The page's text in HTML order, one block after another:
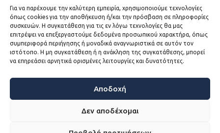
Για να παρέχουμε την καλύτερη εμπειρία, χρησιμοποιούμε τεχνολογίες
όπως cookies για την αποθήκευση ή/και την πρόσβαση σε πληροφορίες
συσκευών. Η συγκατάθεση για τις εν λόγω τεχνολογίες θα μας
επιτρέψει να επεξεργαστούμε δεδομένα προσωπικού χαρακτήρα, όπως
συμπεριφορά περιήγησης ή μοναδικά αναγνωριστικά σε αυτόν τον
ιστότοπο. Η μη συγκατάθεση ή η ανάκληση της συγκατάθεσης, μπορεί
να επηρεάσει αρνητικά ορισμένες λειτουργίες και δυνατότητες.
Αποδοχή
Δεν αποδέχομαι
ΧΡΗΣΙΜΟΙ ΣΥΝΔΕΣΜΟΙ
Η ΚΕΔΕ
Sitemap
Προσβασιμότητα
Όροι χρήσης